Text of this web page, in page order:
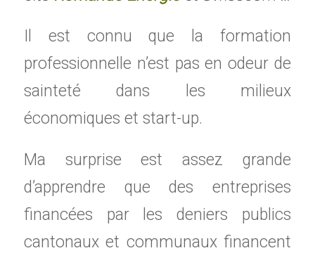
Il est connu que la formation
professionnelle n’est pas en odeur de
sainteté dans les milieux
économiques et start-up.
Ma surprise est assez grande
d’apprendre que des entreprises
financées par les deniers publics
cantonaux et communaux financent